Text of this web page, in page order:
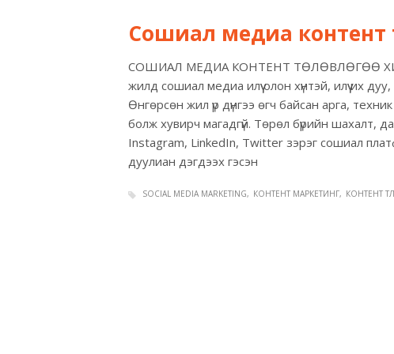
Сошиал медиа контент
СОШИАЛ МЕДИА КОНТЕНТ ТӨЛӨВЛӨГӨӨ
жилд сошиал медиа илүү олон хүнтэй, илүү их
Өнгөрсөн жил үр дүнгээ өгч байсан арга,
болж хувирч магадгүй. Төрөл бүрийн шахалт,
Instagram, LinkedIn, Twitter зэрэг сошиал
дуулиан дэгдээх гэсэн
SOCIAL MEDIA MARKETING КОНТЕНТ МАРКЕТИНГ КОНТЕНТ